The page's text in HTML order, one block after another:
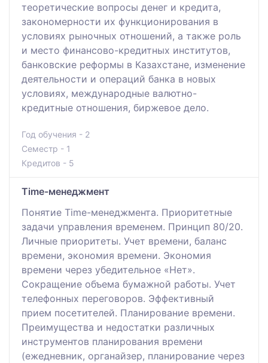
теоретические вопросы денег и кредита,
закономерности их функционирования в
условиях рыночных отношений, а также роль
и место финансово-кредитных институтов,
банковские реформы в Казахстане, изменение
деятельности и операций банка в новых
условиях, международные валютно-
кредитные отношения, биржевое дело.
Год обучения - 2
Семестр - 1
Кредитов - 5
Time-менеджмент
Понятие Тime-менеджмента. Приоритетные
задачи управления временем. Принцип 80/20.
Личные приоритеты. Учет времени, баланс
времени, экономия времени. Экономия
времени через убедительное «Нет».
Сокращение объема бумажной работы. Учет
телефонных переговоров. Эффективный
прием посетителей. Планирование времени.
Преимущества и недостатки различных
инструментов планирования времени
(ежедневник, органайзер, планирование через